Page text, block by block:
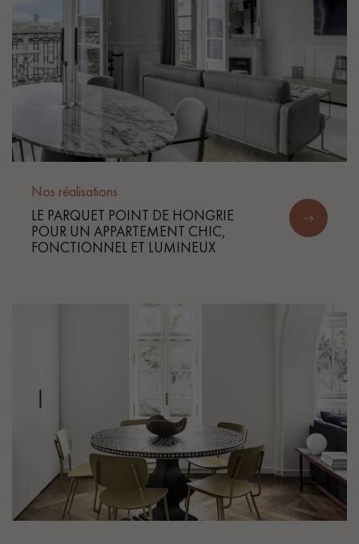
Nos réalisations
LE PARQUET POINT DE HONGRIE
POUR UN APPARTEMENT CHIC,
FONCTIONNEL ET LUMINEUX